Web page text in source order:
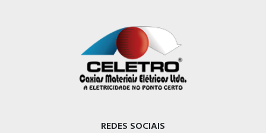
REDES SOCIAIS